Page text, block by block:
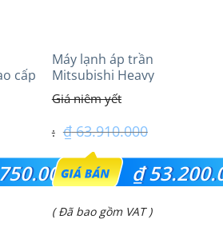
cấp
Máy lạnh áp trần
Mitsubishi Heavy
FDE125VG (5.0Hp) Cao cấp
– 1 Pha
₫63.910.000
Giá
gốc
là:
₫
Giá
( Đã bao gồm VAT )